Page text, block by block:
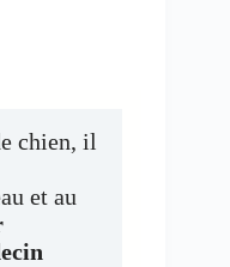
chien, il
et au